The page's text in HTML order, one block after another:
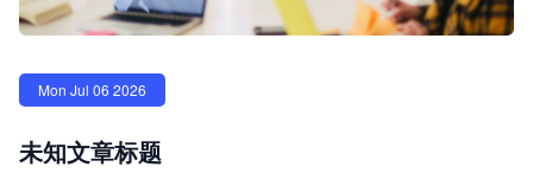
Mon Jul 06 2026
未知文章标题